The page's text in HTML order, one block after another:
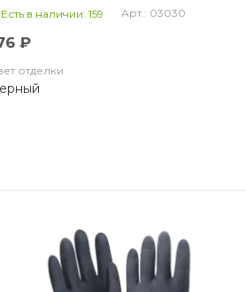
(х12х144)
Есть в наличии: 159 Арт.: 03030
₽
отделки